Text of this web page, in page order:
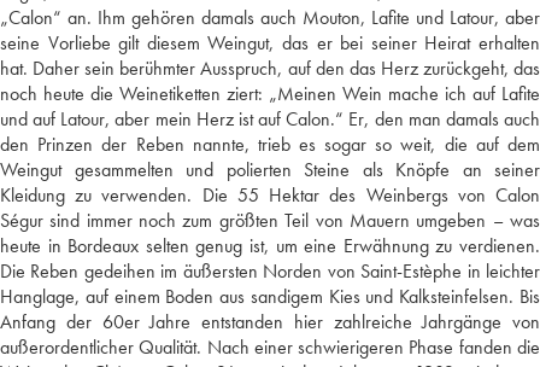
„Calon“ an. Ihm gehören damals auch Mouton, Lafite und Latour, aber
seine Vorliebe gilt diesem Weingut, das er bei seiner Heirat erhalten
hat. Daher sein berühmter Ausspruch, auf den das Herz zurückgeht, das
noch heute die Weinetiketten ziert: „Meinen Wein mache ich auf Lafite
und auf Latour, aber mein Herz ist auf Calon.“ Er, den man damals auch
den Prinzen der Reben nannte, trieb es sogar so weit, die auf dem
Weingut gesammelten und polierten Steine als Knöpfe an seiner
Kleidung zu verwenden. Die 55 Hektar des Weinbergs von Calon
Ségur sind immer noch zum größten Teil von Mauern umgeben – was
heute in Bordeaux selten genug ist, um eine Erwähnung zu verdienen.
Die Reben gedeihen im äußersten Norden von Saint-Estèphe in leichter
Hanglage, auf einem Boden aus sandigem Kies und Kalksteinfelsen. Bis
Anfang der 60er Jahre entstanden hier zahlreiche Jahrgänge von
außerordentlicher Qualität. Nach einer schwierigeren Phase fanden die